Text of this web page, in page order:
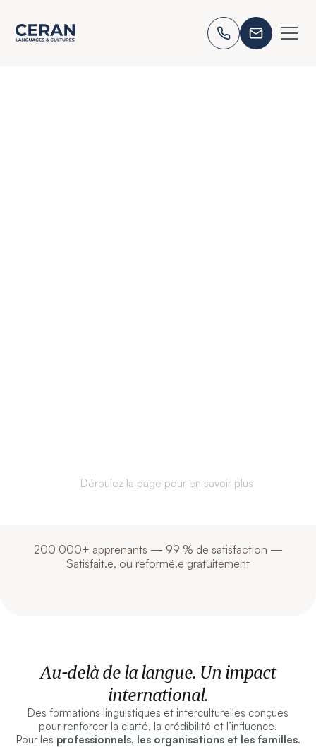
Déroulez la page pour en savoir plus
200 000+ apprenants — 99 % de satisfaction —
Satisfait.e, ou reformé.e gratuitement
Au-delà de la langue. Un impact
international.
Des formations linguistiques et interculturelles conçues
pour renforcer la clarté, la crédibilité et l’influence.
Pour les professionnels, les organisations et les familles.